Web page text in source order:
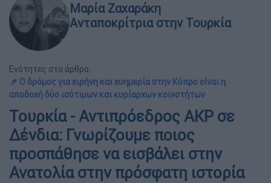
Μαρία Ζαχαράκη
Ανταποκρίτρια στην Τουρκία
Ενότητες στο άρθρο:
📌 Ο δρόμος για ειρήνη και ευημερία στην Κύπρο είναι η
αποδοχή δύο ισότιμων και κυρίαρχων κοινοτήτων
Τουρκία - Αντιπρόεδρος ΑΚΡ σε
Δένδια: Γνωρίζουμε ποιος
προσπάθησε να εισβάλει στην
Ανατολία στην πρόσφατη ιστορία